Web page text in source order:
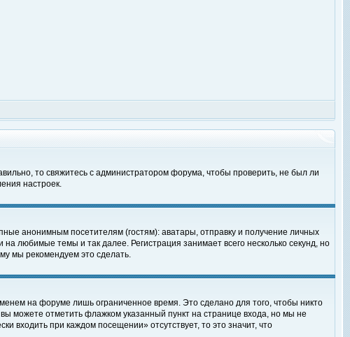
то свяжитесь с администратором форума, чтобы проверить, не был ли
настроек.
анонимным посетителям (гостям): аватары, отправку и получение личных
любимые темы и так далее. Регистрация занимает всего несколько секунд, но
мы рекомендуем это сделать.
на форуме лишь ограниченное время. Это сделано для того, чтобы никто
можете отметить флажком указанный пункт на странице входа, но мы не
входить при каждом посещении» отсутствует, то это значит, что